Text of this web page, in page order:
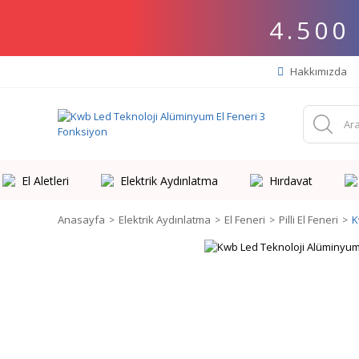
4.500
Hakkımızda
El Aletleri Elektrik Aydınlatma Hırdavat
Anasayfa Elektrik Aydınlatma El Feneri Pilli El Feneri